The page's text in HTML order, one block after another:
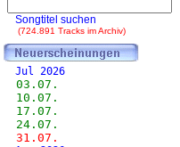
Songtitel suchen
(724.891 Tracks im Archiv)
Jul 2026
03.07.
10.07.
17.07.
24.07.
31.07.